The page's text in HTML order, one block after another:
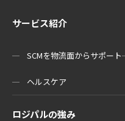
サービス紹介
SCMを物流⾯からサポート
ヘルスケア
ロジパルの強み